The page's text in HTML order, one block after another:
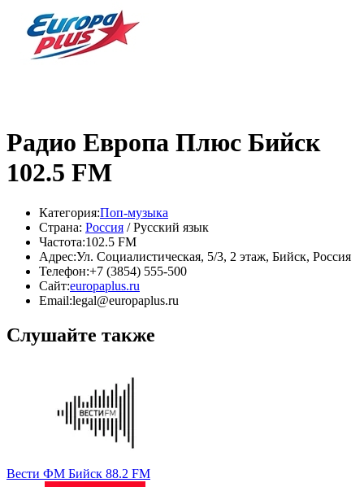
Радио Европа Плюс Бийск
102.5 FM
Категория:Поп-музыка
Страна: Россия / Русский язык
Частота:102.5 FM
Адрес:Ул. Социалистическая, 5/3, 2 этаж, Бийск, Россия
Телефон:+7 (3854) 555-500
Сайт:europaplus.ru
Email:legal@europaplus.ru
Слушайте также
Вести ФМ Бийск 88.2 FM